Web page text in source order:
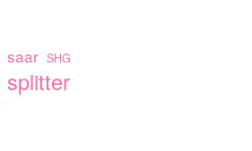
saar SHG
splitter